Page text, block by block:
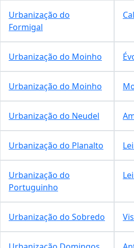
Urbanização do
Formigal
Urbanização do Moinho
Urbanização do Moinho
Urbanização do Neudel
Urbanização do Planalto
Urbanização do
Portuguinho
Urbanização do Sobredo